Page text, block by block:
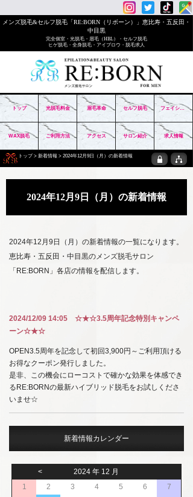
メンズ脱毛&セルフ脱毛「RE:BORN（リボーン）」恵比寿・五反田・
中目黒
完全個室・光脱毛・眉毛（HBL）・セルフ脱毛
ヒゲ脱毛・全身脱毛・アイブロウ・脱毛求人
トップ > 新着情報 > 2024年12月9日（月）の新着情報
2024年12月9日（月）の新着情報
2024年12月9日（月）の新着情報の一覧になります。
恵比寿・五反田・中目黒のメンズ脱毛サロン
「RE:BORN」各店の情報を配信します。
2024/12/09 14:05 ☆★☆3.5周年記念特別キャンペ
ーン☆★☆
OPEN3.5周年を記念して初回3,900円～ご利用頂ける
お得なクーポン発行しました。
是非、この機会にローコストで確かな効果を体感でき
るRE:BORNの最新ハイブリッド脱毛をお試しくださ
いませ☆
新着情報カレンダー
<
2024 年 12 月
1
2 3 4 5 6
7
トップ 光脱毛料金 眉毛革命 セルフ脱毛 フェイシャル
WAX脱毛 ご利用方法 アクセス サロン紹介 求人情報